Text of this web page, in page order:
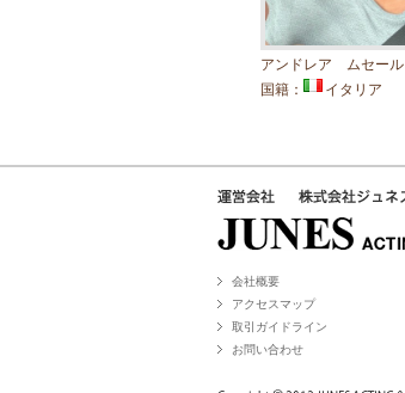
アンドレア ムセール
国籍：
イタリア
会社概要
アクセスマップ
取引ガイドライン
お問い合わせ